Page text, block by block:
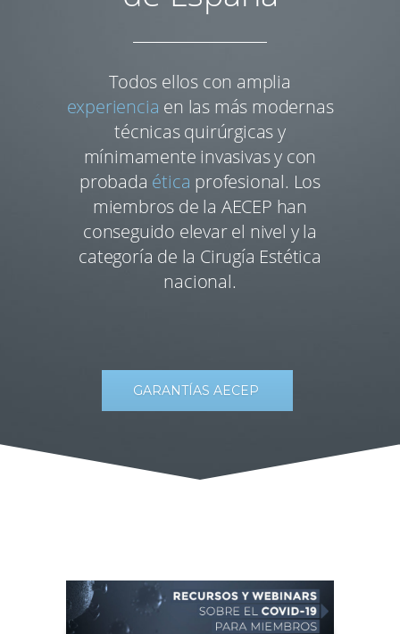
Todos ellos con amplia
experiencia en las más modernas
técnicas quirúrgicas y
mínimamente invasivas y con
probada ética profesional. Los
miembros de la AECEP han
conseguido elevar el nivel y la
categoría de la Cirugía Estética
nacional.
GARANTÍAS AECEP